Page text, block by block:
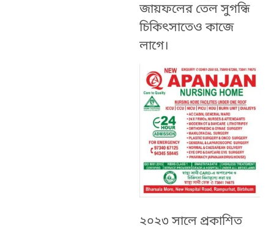
জায়ফলের তেল সুগন্ধি
চিকিৎসাতেও কাজে
লাগে।
২০২৩ সালে প্রকাশিত